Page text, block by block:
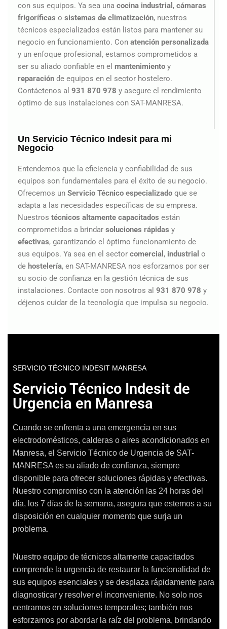
con sus equipos. Ya sea una cocina industrial , cámaras
frigoríficas o sistemas de climatización, nuestros
técnicos especializados están listos para mantener su
negocio en funcionamiento. Con atención personalizada
y un enfoque profesional, estamos comprometidos a
ser su aliado confiable en el mantenimiento y
reparación de equipos en el sector hostelero.
Contáctenos al 931 870 978 y asegure el rendimiento
óptimo de sus instalaciones con SAT-MANRESA.
Un Servicio Técnico Indesit para mi
Negocio
Entendemos que la eficiencia y confiabilidad de sus
equipos son fundamentales para el éxito de su negocio.
Ofrecemos un Servicio Técnico especializado que se
adapta a las necesidades específicas de su empresa.
Nuestros técnicos altamente capacitados están
comprometidos a brindar soluciones rápidas y
efectivas, garantizando el óptimo funcionamiento de
sus equipos. Ya sea en el sector comercial , industrial o
de hostelería, en SAT-MANRESA nos esforzamos por ser
su socio de confianza en la gestión técnica de sus
instalaciones. Contacte con nosotros al 931 870 978 y
déjenos cuidar de la tecnología que impulsa su negocio.
SERVICIO TÉCNICO INDESIT MANRESA
Servicio Técnico Indesit de
Urgencia en Manresa
Cuando se enfrenta a una emergencia en sus
electrodomésticos, calderas o aires acondicionados en
Manresa, el Servicio Técnico de Urgencia de SAT-
MANRESA es su aliado de confianza, siempre
disponible para ofrecer soluciones rápidas y efectivas.
Nuestro compromiso con la atención las 24 horas del
día, los 7 días de la semana, asegura que estemos a su
disposición en cualquier momento que surja un
problema.
Nuestro equipo de técnicos altamente capacitados
comprende la urgencia de restaurar la funcionalidad de
sus equipos esenciales y se desplaza rápidamente para
diagnosticar y resolver el inconveniente. No solo nos
centramos en soluciones temporales; también nos
esforzamos por abordar la raíz del problema, brindando